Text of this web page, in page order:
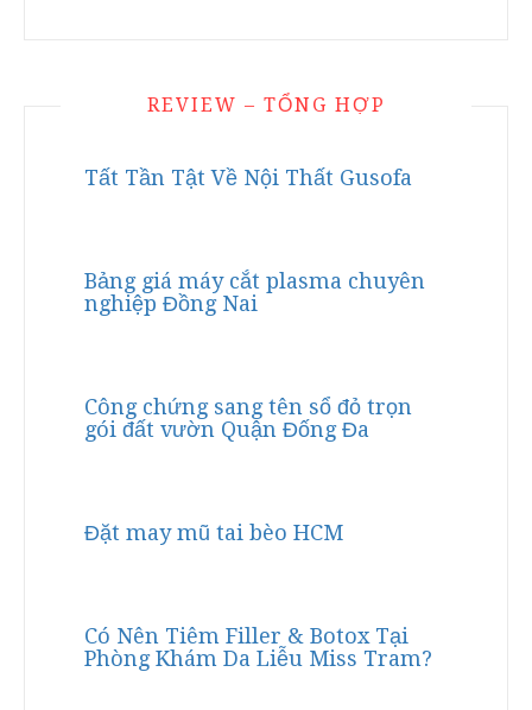
REVIEW – TỔNG HỢP
Tất Tần Tật Về Nội Thất Gusofa
Bảng giá máy cắt plasma chuyên
nghiệp Đồng Nai
Công chứng sang tên sổ đỏ trọn
gói đất vườn Quận Đống Đa
Đặt may mũ tai bèo HCM
Có Nên Tiêm Filler & Botox Tại
Phòng Khám Da Liễu Miss Tram?